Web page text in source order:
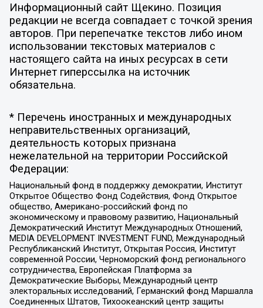
Информационный сайт Щекино. Позиция
редакции не всегда совпадает с точкой зрения
авторов. При перепечатке текстов либо ином
использовании текстовых материалов с
настоящего сайта на иных ресурсах в сети
Интернет гиперссылка на источник
обязательна.
* Перечень иностранных и международных
неправительственных организаций,
деятельность которых признана
нежелательной на территории Российской
Федерации:
Национальный фонд в поддержку демократии, Институт
Открытое Общество Фонд Содействия, Фонд Открытое
общество, Американо-российский фонд по
экономическому и правовому развитию, Национальный
Демократический Институт Международных Отношений,
MEDIA DEVELOPMENT INVESTMENT FUND, Международный
Республиканский Институт, Открытая Россия, Институт
современной России, Черноморский фонд регионального
сотрудничества, Европейская Платформа за
Демократические Выборы, Международный центр
электоральных исследований, Германский фонд Маршалла
Соединенных Штатов, Тихоокеанский центр защиты